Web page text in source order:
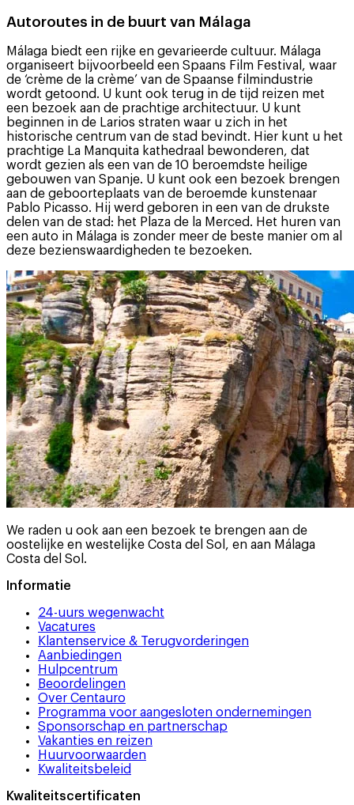
Autoroutes in de buurt van Málaga
Málaga biedt een rijke en gevarieerde cultuur. Málaga
organiseert bijvoorbeeld een Spaans Film Festival, waar
de ‘crème de la crème’ van de Spaanse filmindustrie
wordt getoond. U kunt ook terug in de tijd reizen met
een bezoek aan de prachtige architectuur. U kunt
beginnen in de Larios straten waar u zich in het
historische centrum van de stad bevindt. Hier kunt u het
prachtige La Manquita kathedraal bewonderen, dat
wordt gezien als een van de 10 beroemdste heilige
gebouwen van Spanje. U kunt ook een bezoek brengen
aan de geboorteplaats van de beroemde kunstenaar
Pablo Picasso. Hij werd geboren in een van de drukste
delen van de stad: het Plaza de la Merced. Het huren van
een auto in Málaga is zonder meer de beste manier om al
deze bezienswaardigheden te bezoeken.
We raden u ook aan een bezoek te brengen aan de
oostelijke en westelijke Costa del Sol, en aan Málaga
Costa del Sol.
Informatie
24-uurs wegenwacht
Vacatures
Klantenservice & Terugvorderingen
Aanbiedingen
Hulpcentrum
Beoordelingen
Over Centauro
Programma voor aangesloten ondernemingen
Sponsorschap en partnerschap
Vakanties en reizen
Huurvoorwaarden
Kwaliteitsbeleid
Kwaliteitscertificaten